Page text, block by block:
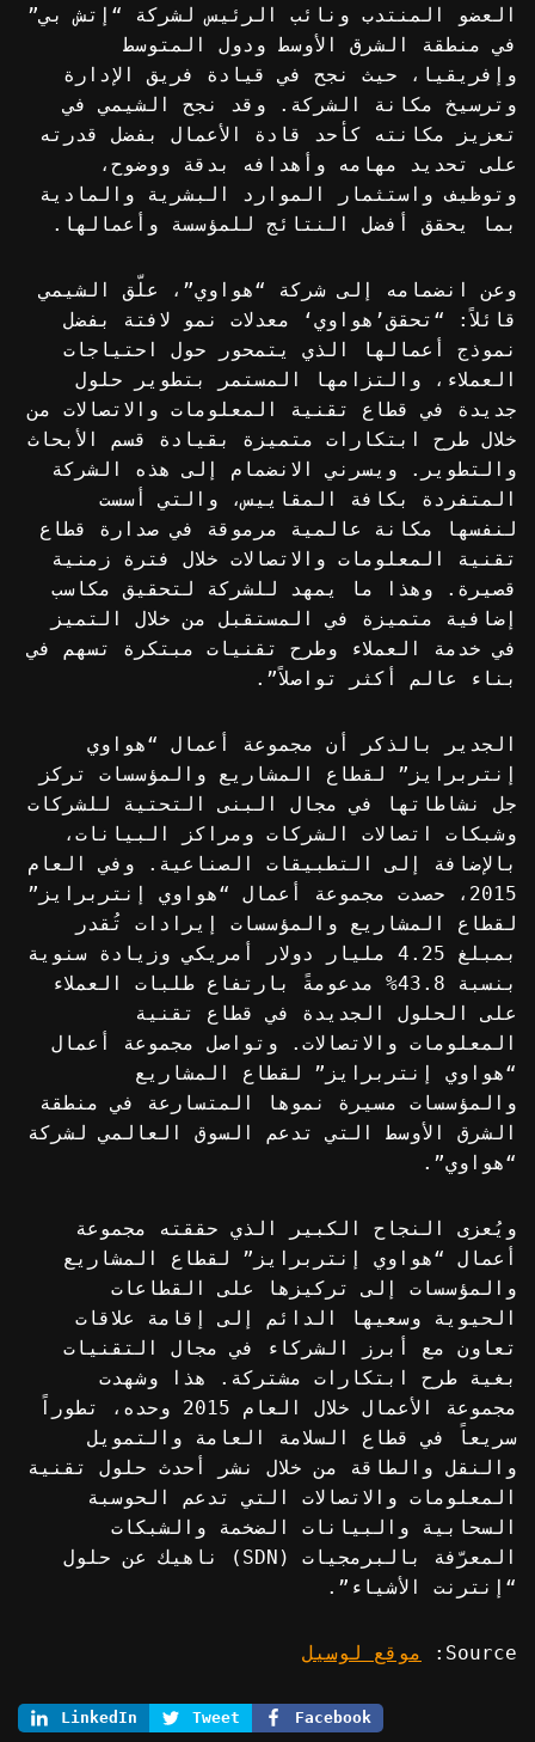
العضو المنتدب ونائب الرئيس لشركة “إتش بي”
في منطقة الشرق الأوسط ودول المتوسط
وإفريقيا، حيث نجح في قيادة فريق الإدارة
وترسيخ مكانة الشركة. وقد نجح الشيمي في
تعزيز مكانته كأحد قادة الأعمال بفضل قدرته
على تحديد مهامه وأهدافه بدقة ووضوح،
وتوظيف واستثمار الموارد البشرية والمادية
بما يحقق أفضل النتائج للمؤسسة وأعمالها.
وعن انضمامه إلى شركة “هواوي”، علّق الشيمي
قائلاً: “تحقق’هواوي‘ معدلات نمو لافتة بفضل
نموذج أعمالها الذي يتمحور حول احتياجات
العملاء، والتزامها المستمر بتطوير حلول
جديدة في قطاع تقنية المعلومات والاتصالات من
خلال طرح ابتكارات متميزة بقيادة قسم الأبحاث
والتطوير. ويسرني الانضمام إلى هذه الشركة
المتفردة بكافة المقاييس، والتي أسست
لنفسها مكانة عالمية مرموقة في صدارة قطاع
تقنية المعلومات والاتصالات خلال فترة زمنية
قصيرة. وهذا ما يمهد للشركة لتحقيق مكاسب
إضافية متميزة في المستقبل من خلال التميز
في خدمة العملاء وطرح تقنيات مبتكرة تسهم في
بناء عالم أكثر تواصلاً”.
الجدير بالذكر أن مجموعة أعمال “هواوي
إنتربرايز” لقطاع المشاريع والمؤسسات تركز
جل نشاطاتها في مجال البنى التحتية للشركات
وشبكات اتصالات الشركات ومراكز البيانات،
بالإضافة إلى التطبيقات الصناعية. وفي العام
2015، حصدت مجموعة أعمال “هواوي إنتربرايز”
لقطاع المشاريع والمؤسسات إيرادات تُقدر
بمبلغ 4.25 مليار دولار أمريكي وزيادة سنوية
بنسبة 43.8% مدعومةً بارتفاع طلبات العملاء
على الحلول الجديدة في قطاع تقنية
المعلومات والاتصالات. وتواصل مجموعة أعمال
“هواوي إنتربرايز” لقطاع المشاريع
والمؤسسات مسيرة نموها المتسارعة في منطقة
الشرق الأوسط التي تدعم السوق العالمي لشركة
“هواوي”.
ويُعزى النجاح الكبير الذي حققته مجموعة
أعمال “هواوي إنتربرايز” لقطاع المشاريع
والمؤسسات إلى تركيزها على القطاعات
الحيوية وسعيها الدائم إلى إقامة علاقات
تعاون مع أبرز الشركاء في مجال التقنيات
بغية طرح ابتكارات مشتركة. هذا وشهدت
مجموعة الأعمال خلال العام 2015 وحده، تطوراً
سريعاً في قطاع السلامة العامة والتمويل
والنقل والطاقة من خلال نشر أحدث حلول تقنية
المعلومات والاتصالات التي تدعم الحوسبة
السحابية والبيانات الضخمة والشبكات
المعرّفة بالبرمجيات (SDN) ناهيك عن حلول
“إنترنت الأشياء”.
Source: موقع لوسيل
LinkedIn Tweet Facebook